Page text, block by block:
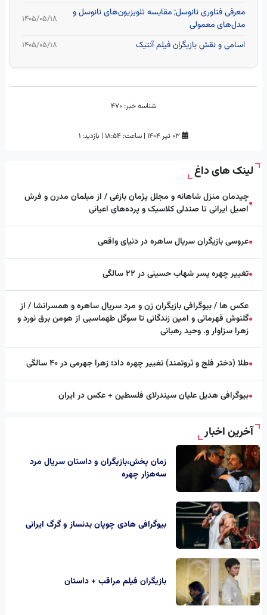
معرفی فناوری نانوسل; مقایسه تلویزیون‌های نانوسل و
مدل‌های معمولی
۱۴۰۵/۰۵/۱۸
اسامی و نقش بازیگران فیلم آنتیک ۱۴۰۵/۰۵/۱۸
شناسه خبر:
| ساعت: ۱۸:۵۴ | بازدید: 1
لینک های داغ
●چیدمان منزل شاهانه و مجلل پژمان بازغی / از مبلمان مدرن و فرش
اصیل ایرانی تا صندلی کلاسیک و پرده‌های اعیانی
●عروسی بازیگران سریال ساهره در دنیای واقعی
●تغییر چهره پسر شهاب حسینی در ۲۲ سالگی
●
عکس ها / بیوگرافی بازیگران زن و مرد سریال ساهره و همسرانشا / از
گلنوش قهرمانی و امین زندگانی تا سوگل طهماسبی از هومن برق نورد و
زهرا سزاوار و. وحید رهبانی
●طلا (دختر فلج و ثروتمند) تغییر چهره داد؛ زهرا جهرمی در ۴۰ سالگی
●بیوگرافی هدیل علیان سیندرلای فلسطین + عکس در ایران
آخرین اخبار
زمان پخش،بازیگران و داستان سریال مرد
سه‌هزار چهره
بیوگرافی هادی چوپان بدنساز و گرگ ایرانی
بازیگران فیلم مراقب + داستان